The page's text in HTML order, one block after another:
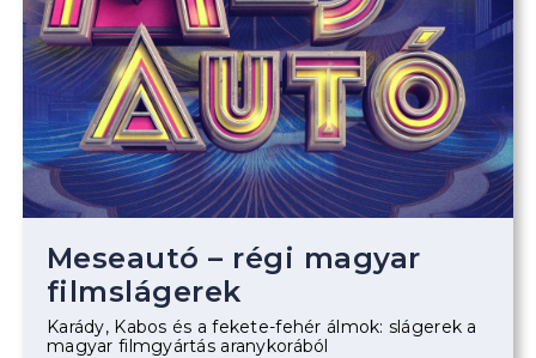
Meseautó – régi magyar
filmslágerek
Karády, Kabos és a fekete-fehér álmok: slágerek a
magyar filmgyártás aranykorából